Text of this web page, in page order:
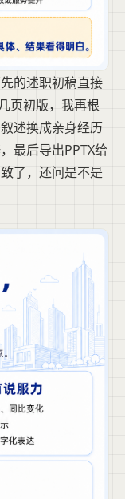
的述职初稿直接
页初版，我再根
述换成亲身经历
最后导出PPTX给
了，还问是不是